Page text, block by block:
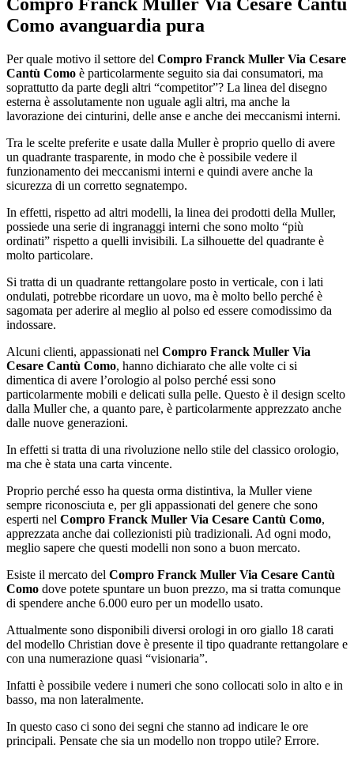
Compro Franck Muller Via Cesare Cantù
Como avanguardia pura
Per quale motivo il settore del Compro Franck Muller Via Cesare
Cantù Como è particolarmente seguito sia dai consumatori, ma
soprattutto da parte degli altri “competitor”? La linea del disegno
esterna è assolutamente non uguale agli altri, ma anche la
lavorazione dei cinturini, delle anse e anche dei meccanismi interni.
Tra le scelte preferite e usate dalla Muller è proprio quello di avere
un quadrante trasparente, in modo che è possibile vedere il
funzionamento dei meccanismi interni e quindi avere anche la
sicurezza di un corretto segnatempo.
In effetti, rispetto ad altri modelli, la linea dei prodotti della Muller,
possiede una serie di ingranaggi interni che sono molto “più
ordinati” rispetto a quelli invisibili. La silhouette del quadrante è
molto particolare.
Si tratta di un quadrante rettangolare posto in verticale, con i lati
ondulati, potrebbe ricordare un uovo, ma è molto bello perché è
sagomata per aderire al meglio al polso ed essere comodissimo da
indossare.
Alcuni clienti, appassionati nel Compro Franck Muller Via
Cesare Cantù Como, hanno dichiarato che alle volte ci si
dimentica di avere l’orologio al polso perché essi sono
particolarmente mobili e delicati sulla pelle. Questo è il design scelto
dalla Muller che, a quanto pare, è particolarmente apprezzato anche
dalle nuove generazioni.
In effetti si tratta di una rivoluzione nello stile del classico orologio,
ma che è stata una carta vincente.
Proprio perché esso ha questa orma distintiva, la Muller viene
sempre riconosciuta e, per gli appassionati del genere che sono
esperti nel Compro Franck Muller Via Cesare Cantù Como,
apprezzata anche dai collezionisti più tradizionali. Ad ogni modo,
meglio sapere che questi modelli non sono a buon mercato.
Esiste il mercato del Compro Franck Muller Via Cesare Cantù
Como dove potete spuntare un buon prezzo, ma si tratta comunque
di spendere anche 6.000 euro per un modello usato.
Attualmente sono disponibili diversi orologi in oro giallo 18 carati
del modello Christian dove è presente il tipo quadrante rettangolare e
con una numerazione quasi “visionaria”.
Infatti è possibile vedere i numeri che sono collocati solo in alto e in
basso, ma non lateralmente.
In questo caso ci sono dei segni che stanno ad indicare le ore
principali. Pensate che sia un modello non troppo utile? Errore.